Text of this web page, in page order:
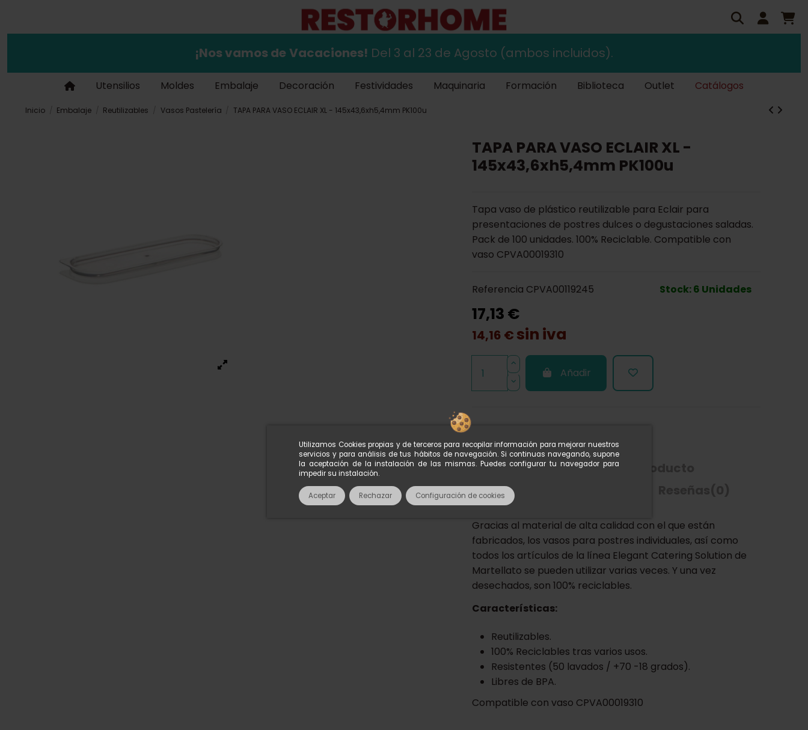
Utilizamos Cookies propias y de terceros para recopilar información para mejorar nuestros
servicios y para análisis de tus hábitos de navegación. Si continuas navegando, supone
la aceptación de la instalación de las mismas. Puedes configurar tu navegador para
impedir su instalación.
Aceptar Rechazar Configuración de cookies
¡Nos vamos deVacaciones! Del 3 al 23 de Agosto (ambos incluidos).
Utensilios Moldes Embalaje Decoración Festividades Maquinaria Formación Biblioteca Outlet Catálogos
Inicio Embalaje Reutilizables Vasos Pastelería TAPA PARA VASO ECLAIR XL - 145x43,6xh5,4mm PK100u
TAPA PARA VASO ECLAIR XL -
145x43,6xh5,4mm PK100u
Tapa vaso de plástico reutilizable para Eclair para
presentaciones de postres dulces o degustaciones saladas.
Pack de 100 unidades. 100% Reciclable. Compatible con
vaso CPVA00019310
Referencia CPVA00119245 Stock: 6 Unidades
17,13 €
14,16 € sin iva
Añadir
Descripción
Detalles del producto
También podría interesarle
Gracias al material de alta calidad con el que están
fabricados, los vasos para postres individuales, así como
todos los artículos de la línea Elegant Catering Solution de
Martellato se pueden utilizar varias veces. Y una vez
desechados, son 100% reciclables.
Características:
Reutilizables.
100% Reciclables tras varios usos.
Resistentes (50 lavados / +70 -18 grados).
Libres de BPA.
Compatible con vaso CPVA00019310